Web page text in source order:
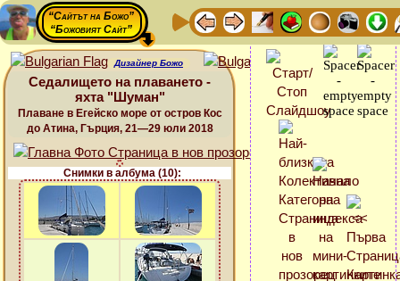
“Сайтът на Божо”
“Божовият Сайт”
Дизайнер Божо
Седалището на плаването -
яхта "Шуман"
Плаване в Егейско море от остров Кос
до Атина, Гърция, 21—29 юли 2018
Снимки в албума (10):